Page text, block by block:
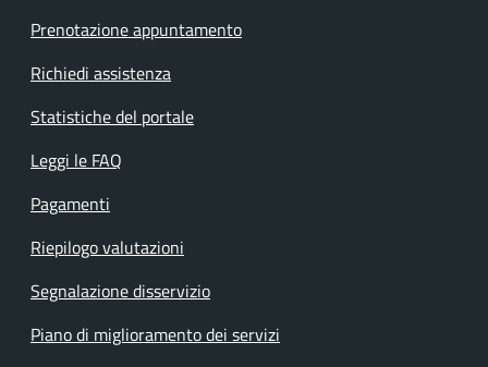
Prenotazione appuntamento
Richiedi assistenza
Statistiche del portale
Leggi le FAQ
Pagamenti
Riepilogo valutazioni
Segnalazione disservizio
Piano di miglioramento dei servizi